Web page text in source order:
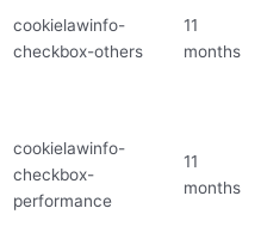
cookielawinfo-
checkbox-others
11
months
cookielawinfo-
checkbox-
performance
11
months